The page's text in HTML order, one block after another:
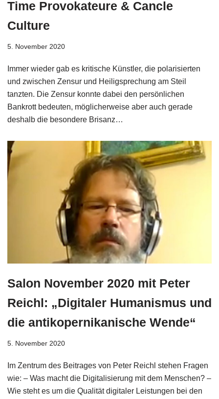
Time Provokateure & Cancle
Culture
5. November 2020
Immer wieder gab es kritische Künstler, die polarisierten
und zwischen Zensur und Heiligsprechung am Steil
tanzten. Die Zensur konnte dabei den persönlichen
Bankrott bedeuten, möglicherweise aber auch gerade
deshalb die besondere Brisanz…
Salon November 2020 mit Peter
Reichl: „Digitaler Humanismus und
die antikopernikanische Wende“
5. November 2020
Im Zentrum des Beitrages von Peter Reichl stehen Fragen
wie: – Was macht die Digitalisierung mit dem Menschen? –
Wie steht es um die Qualität digitaler Leistungen bei den